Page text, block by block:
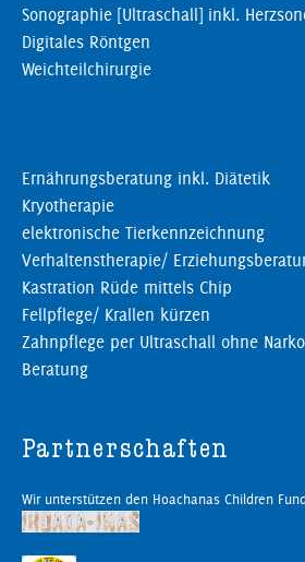
Sonographie [Ultraschall] inkl.
Digitales Röntgen
Weichteilchirurgie
Ernährungsberatung inkl. Diätetik
Kryotherapie
elektronische Tierkennzeichnung
Verhaltenstherapie/
Kastration Rüde mittels Chip
Fellpflege/ Krallen kürzen
Zahnpflege per Ultraschall ohne
Beratung
Partnerschaften
Wir unterstützen den Hoachanas Children